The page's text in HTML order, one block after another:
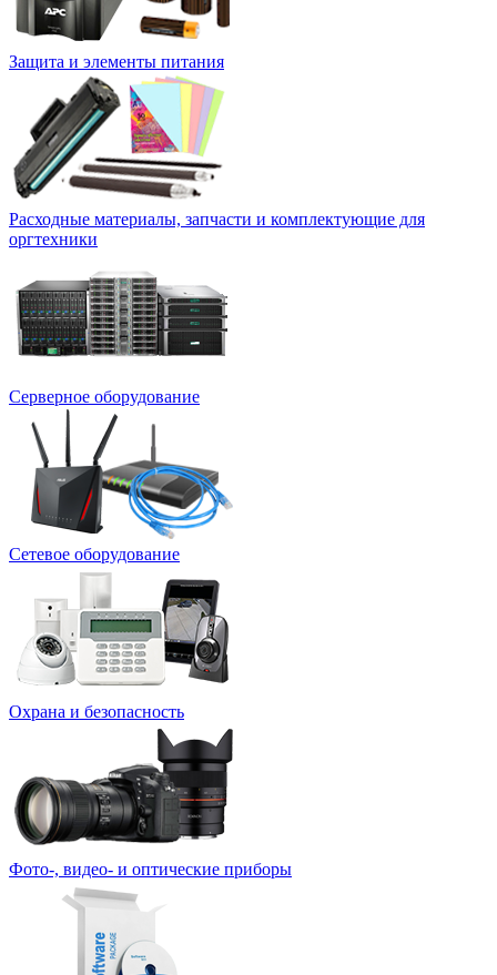
Защита и элементы питания
Расходные материалы, запчасти и комплектующие для
оргтехники
Серверное оборудование
Сетевое оборудование
Охрана и безопасность
Фото-, видео- и оптические приборы